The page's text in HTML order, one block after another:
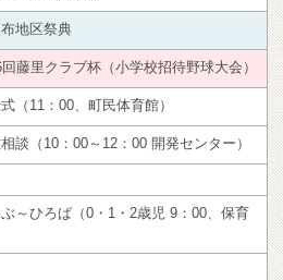
地区祭典
藤里クラブ杯（小学校招待野球大会）
（11：00、町民体育館）
談（10：00～12：00 開発センター）
～ひろば（0・1・2歳児 9：00、保育